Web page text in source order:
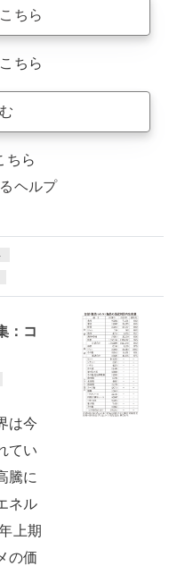
ちら
ちら
ちら
ヘルプ
：コ
は今
てい
騰に
ネル
上期
の価